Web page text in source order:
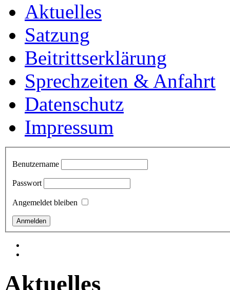
Aktuelles
Satzung
Beitrittserklärung
Sprechzeiten & Anfahrt
Datenschutz
Impressum
Benutzername
Passwort
Angemeldet bleiben
Aktuelles